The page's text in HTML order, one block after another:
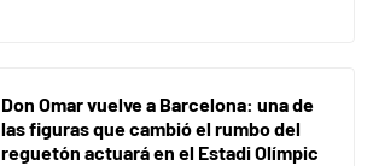
Don Omar vuelve a Barcelona: una de
las figuras que cambió el rumbo del
reguetón actuará en el Estadi Olímpic